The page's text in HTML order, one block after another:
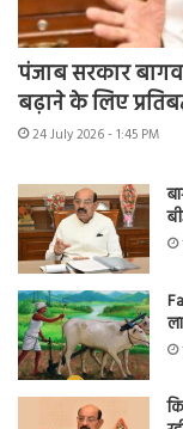
पंजाब सरकार
बढ़ाने के लिए
24 July 2026 - 1:45 PM